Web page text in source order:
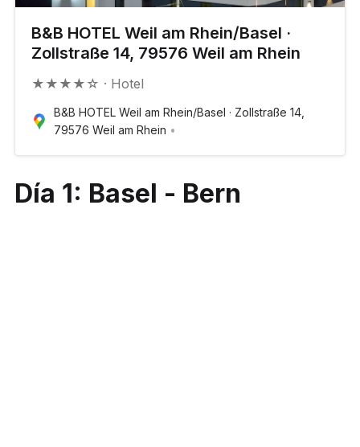
B&B HOTEL Weil am Rhein/Basel ·
Zollstraße 14, 79576 Weil am Rhein
★★★★☆ · Hotel
B&B HOTEL Weil am Rhein/Basel · Zollstraße 14,
79576 Weil am Rhein
Día 1: Basel - Bern